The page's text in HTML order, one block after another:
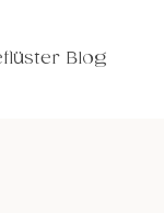
Blog